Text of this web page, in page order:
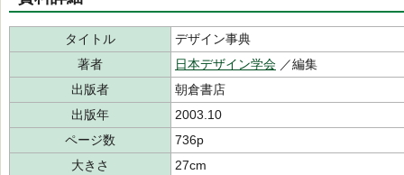
タイトル
デザイン事典
著者
日本デザイン学会 ／編集
出版者
朝倉書店
出版年
2003.10
ページ数
736p
大きさ
27cm